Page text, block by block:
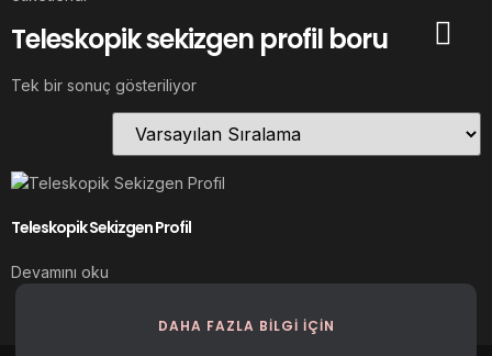
Teleskopik sekizgen profil boru
Tek bir sonuç gösteriliyor
Teleskopik Sekizgen Profil
Devamını oku
DAHA FAZLA BILGI IÇIN